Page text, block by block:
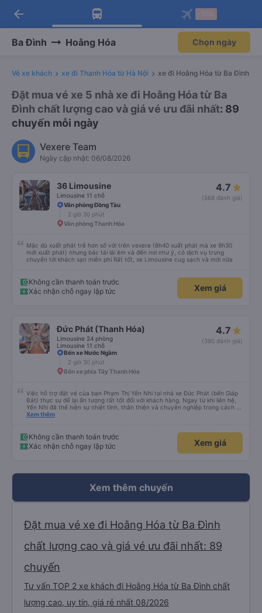
Tải app Vexere ngay!
Nhận ưu đãi thành viên độc
Mở app
Tải app Vexere
-30k/ghế khi đặt vé máy bay qua
Mở app
arrow_back
Ba Đình Hoằng Hóa Chọn ngày
Vé xe khách xe đi Thanh Hóa từ Hà Nội xe đi Hoằng Hóa từ Ba Đình
Đặt mua vé xe 5 nhà xe đi Hoằng Hóa từ Ba
Đình chất lượng cao và giá vé ưu đãi nhất: 89
chuyến mỗi ngày
Vexere Team
Ngày cập nhật: 06/08/2026
36 Limousine
Limousine 11 chỗ
4.7
(568 đánh giá)
Văn phòng Đồng Tàu
2 giờ 30 phút
Văn phòng Thanh Hóa
Mặc dù xuất phát trễ hơn số với trên vexere (8h40 xuất phát mà xe 9h30
mới xuất phát) nhưng bác tài lái êm và đến nơi như ý, có dịch vụ trung
chuyển tới khách sạn miễn phí Rất tốt, xe Limousine cug sạch và mới nữa
Không cần thanh toán trước
Xác nhận chỗ ngay lập tức
Xem giá
Đức Phát (Thanh Hóa)
Limousine 24 phòng
Limousine 11 chỗ
4.7
(390 đánh giá)
Bến xe Nước Ngầm
2 giờ 30 phút
Bến xe phía Tây Thanh Hóa
Việc hỗ trợ đặt vé của bạn Phạm Thị Yến Nhi tại nhà xe Đức Phát (bến Giáp
Bát) thực sự để lại ấn tượng rất tốt đối với khách hàng. Ngay từ khi liên hệ,
Yến Nhi đã thể hiện sự nhiệt tình, thân thiện và chuyên nghiệp trong cách tư
vấn. Mọi thắc mắc đều được giải đáp rõ ràng, nhanh chóng, giúp khách hàng
trình đặt vé, từ việc giữ chỗ, xác nhận thông tin đến nhắc nhở giờ xe chạy.
Sự tận tâm và chu đáo này giúp khách hàng cảm thấy yên tâm và tin tưởng
hơn khi sử dụng dịch vụ của nhà xe Đức Phát. Thái độ làm việc nghiêm túc,
Xem thêm
Không cần thanh toán trước
Xác nhận chỗ ngay lập tức
Xem giá
Xem thêm chuyến
Đặt mua vé xe đi Hoằng Hóa từ Ba Đình
chất lượng cao và giá vé ưu đãi nhất: 89
chuyến
Tư vấn TOP 2 xe khách đi Hoằng Hóa từ Ba Đình chất
lượng cao, uy tín, giá rẻ nhất 08/2026